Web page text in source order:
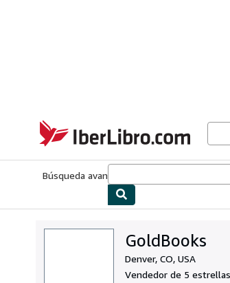
IberLibro.com
Búsqueda avanzada
GoldBooks
Denver, CO, USA
Vendedor de 5 estrellas